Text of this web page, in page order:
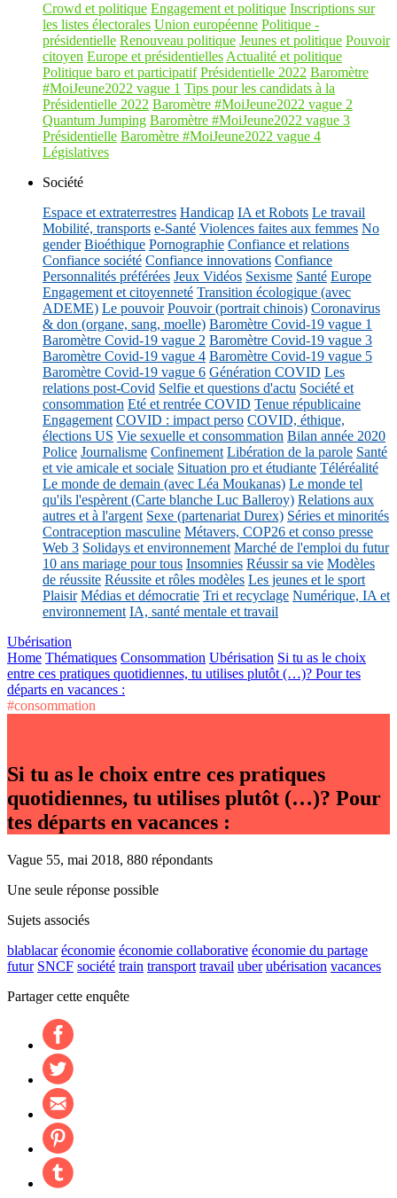
Crowd et politique Engagement et politique Inscriptions sur
les listes électorales Union européenne Politique -
présidentielle Renouveau politique Jeunes et politique Pouvoir
citoyen Europe et présidentielles Actualité et politique
Politique baro et participatif Présidentielle 2022 Baromètre
#MoiJeune2022 vague 1 Tips pour les candidats à la
Présidentielle 2022 Baromètre #MoiJeune2022 vague 2
Quantum Jumping Baromètre #MoiJeune2022 vague 3
Présidentielle Baromètre #MoiJeune2022 vague 4
Législatives
Société
Espace et extraterrestres Handicap IA et Robots Le travail
Mobilité, transports e-Santé Violences faites aux femmes No
gender Bioéthique Pornographie Confiance et relations
Confiance société Confiance innovations Confiance
Personnalités préférées Jeux Vidéos Sexisme Santé Europe
Engagement et citoyenneté Transition écologique (avec
ADEME) Le pouvoir Pouvoir (portrait chinois) Coronavirus
& don (organe, sang, moelle) Baromètre Covid-19 vague 1
Baromètre Covid-19 vague 2 Baromètre Covid-19 vague 3
Baromètre Covid-19 vague 4 Baromètre Covid-19 vague 5
Baromètre Covid-19 vague 6 Génération COVID Les
relations post-Covid Selfie et questions d'actu Société et
consommation Eté et rentrée COVID Tenue républicaine
Engagement COVID : impact perso COVID, éthique,
élections US Vie sexuelle et consommation Bilan année 2020
Police Journalisme Confinement Libération de la parole Santé
et vie amicale et sociale Situation pro et étudiante Téléréalité
Le monde de demain (avec Léa Moukanas) Le monde tel
qu'ils l'espèrent (Carte blanche Luc Balleroy) Relations aux
autres et à l'argent Sexe (partenariat Durex) Séries et minorités
Contraception masculine Métavers, COP26 et conso presse
Web 3 Solidays et environnement Marché de l'emploi du futur
10 ans mariage pour tous Insomnies Réussir sa vie Modèles
de réussite Réussite et rôles modèles Les jeunes et le sport
Plaisir Médias et démocratie Tri et recyclage Numérique, IA et
environnement IA, santé mentale et travail
Ubérisation
Home Thématiques Consommation Ubérisation Si tu as le choix
entre ces pratiques quotidiennes, tu utilises plutôt (…)? Pour tes
départs en vacances :
#consommation
Si tu as le choix entre ces pratiques
quotidiennes, tu utilises plutôt (…)? Pour
tes départs en vacances :
Vague 55, mai 2018, 880 répondants
Une seule réponse possible
Sujets associés
blablacar économie économie collaborative économie du partage
futur SNCF société train transport travail uber ubérisation vacances
Partager cette enquête